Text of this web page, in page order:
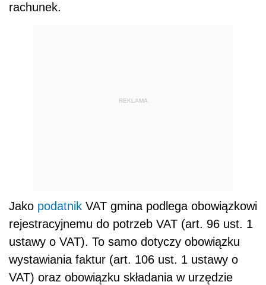
rachunek.
REKLAMA
Jako podatnik VAT gmina podlega obowiązkowi
rejestracyjnemu do potrzeb VAT (art. 96 ust. 1
ustawy o VAT). To samo dotyczy obowiązku
wystawiania faktur (art. 106 ust. 1 ustawy o
VAT) oraz obowiązku składania w urzędzie